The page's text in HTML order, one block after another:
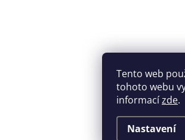
Tento web
tohoto webu
informacízde.
Nastavení